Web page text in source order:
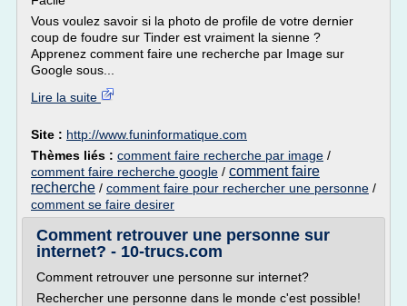
Vous voulez savoir si la photo de profile de votre dernier
coup de foudre sur Tinder est vraiment la sienne ?
Apprenez comment faire une recherche par Image sur
Google sous...
Lire la suite
Site : http://www.funinformatique.com
Thèmes liés : comment faire recherche par image /
comment faire recherche google / comment faire
recherche / comment faire pour rechercher une personne /
comment se faire desirer
Comment retrouver une personne sur
internet? - 10-trucs.com
Comment retrouver une personne sur internet?
Rechercher une personne dans le monde c'est possible!